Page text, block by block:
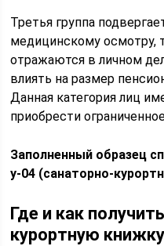
Третья группа
медицинскому осмотру,
отражаются в личном
влиять на размер
Данная категория лиц
приобрести
Заполненный образец
у-04 (санаторно-
Где и как
курортную